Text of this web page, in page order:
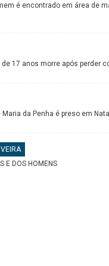
é encontrado em área de
17 anos morre após perder
Maria da Penha é preso em Natal
E DOS HOMENS